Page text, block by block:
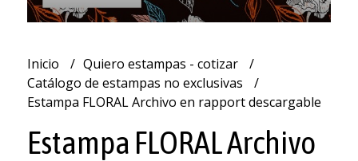
Inicio
Quiero estampas - cotizar
Catálogo de estampas no exclusivas
Estampa FLORAL Archivo en rapport descargable
Estampa FLORAL Archivo